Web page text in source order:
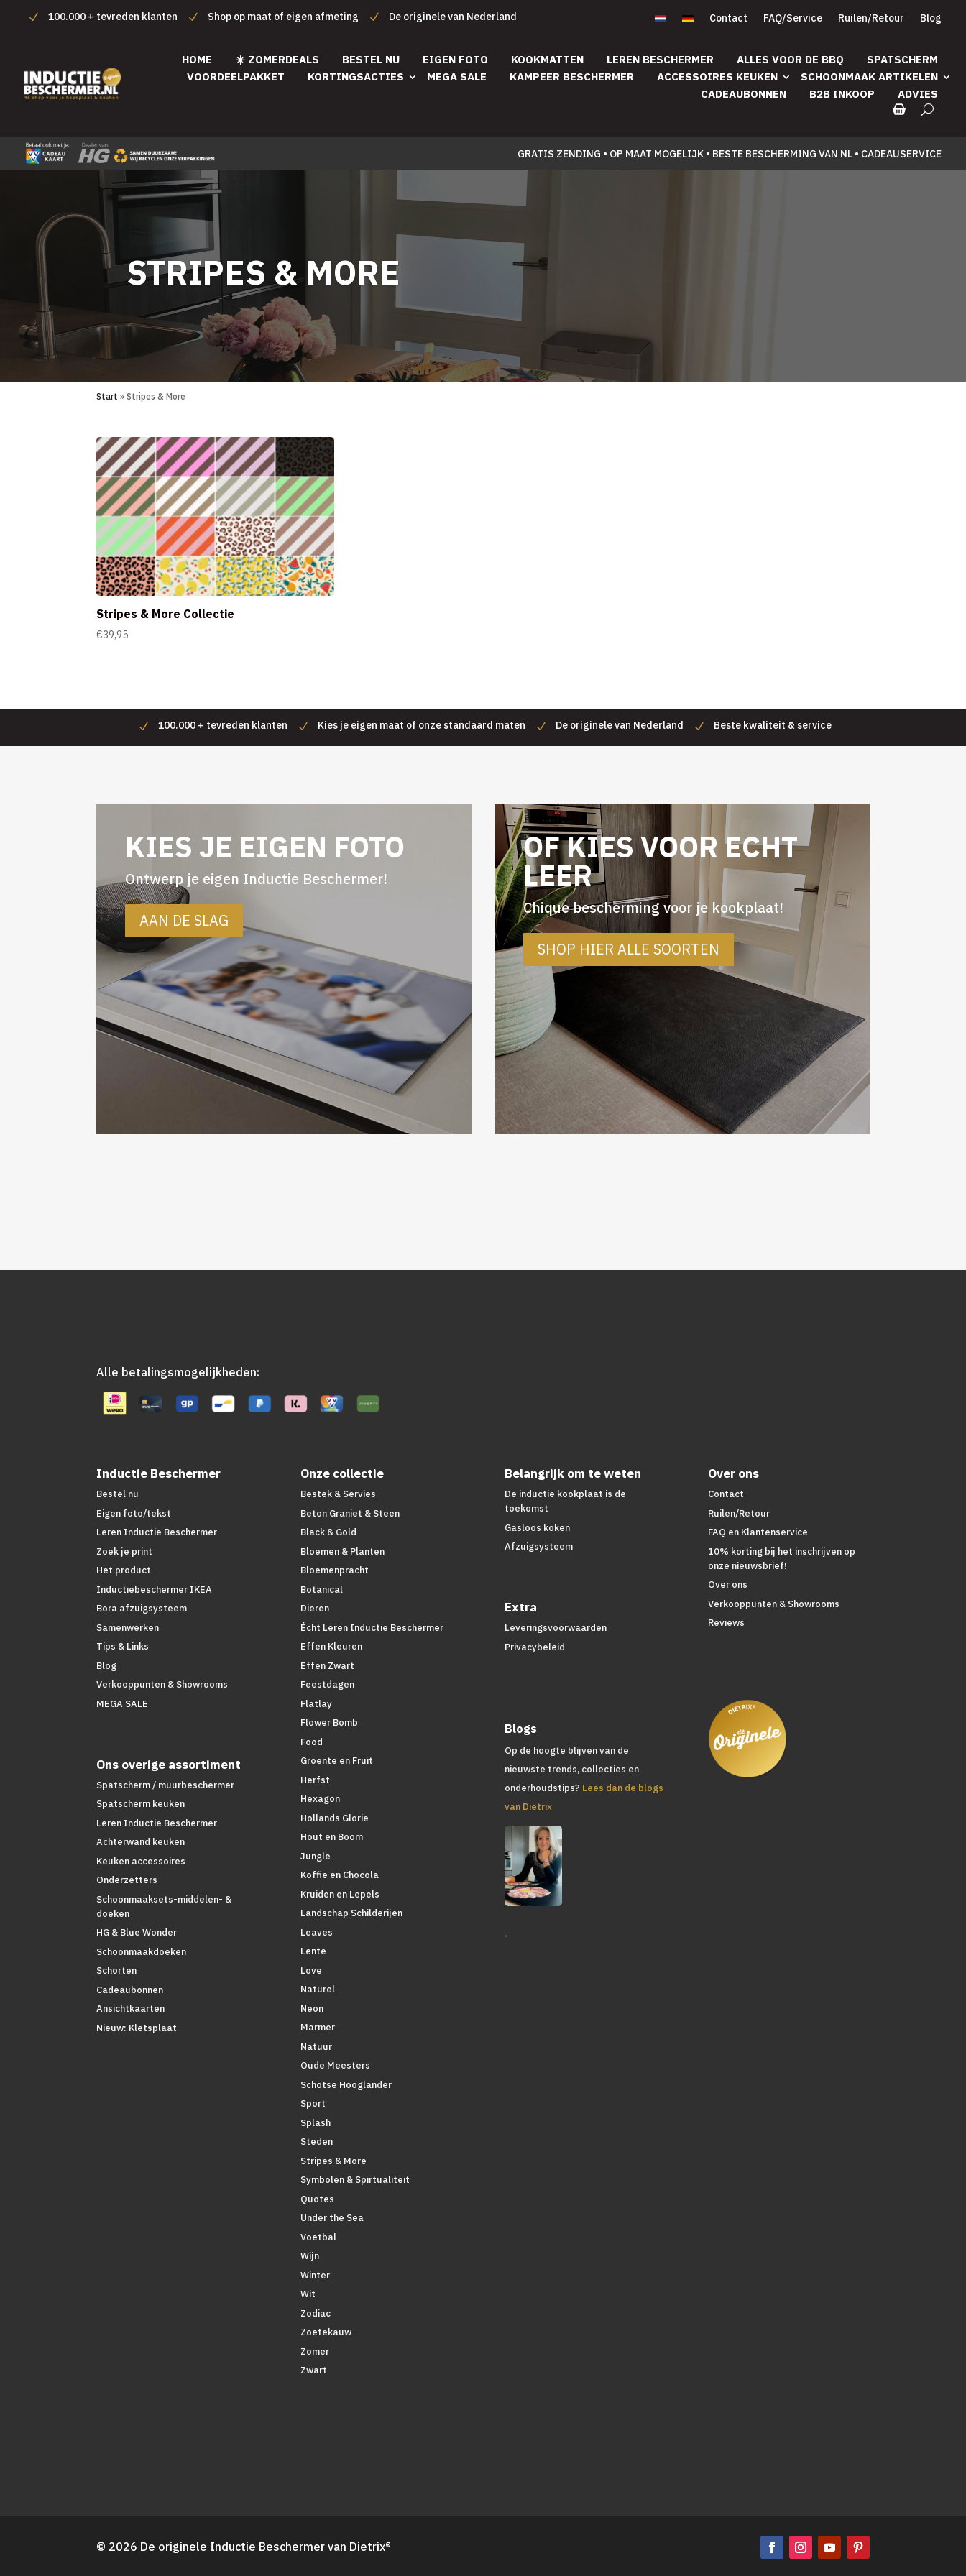
100.000 + tevreden klanten Shop op maat of eigen afmeting De originele van Nederland Contact FAQ/Service Ruilen/Retour Blog
HOME ☀️ ZOMERDEALS BESTEL NU EIGEN FOTO KOOKMATTEN LEREN BESCHERMER ALLES VOOR DE BBQ
SPATSCHERM
VOORDEELPAKKET
KORTINGSACTIES MEGA SALE KAMPEER BESCHERMER ACCESSOIRES KEUKEN
SCHOONMAAK ARTIKELEN
CADEAUBONNEN
B2B INKOOP ADVIES
GRATIS ZENDING • OP MAAT MOGELIJK • BESTE BESCHERMING VAN NL • CADEAUSERVICE
STRIPES & MORE
Start » Stripes & More
Stripes & More Collectie
€39,95
100.000 + tevreden klanten Kies je eigen maat of onze standaard maten De originele van Nederland Beste kwaliteit & service
KIES JE EIGEN FOTO
Ontwerp je eigen Inductie Beschermer!
AAN DE SLAG
OF KIES VOOR ECHT
LEER
Chique bescherming voor je kookplaat!
SHOP HIER ALLE SOORTEN
Alle betalingsmogelijkheden:
Inductie Beschermer
Bestel nu
Eigen foto/tekst
Leren Inductie Beschermer
Zoek je print
Het product
Inductiebeschermer IKEA
Bora afzuigsysteem
Samenwerken
Tips & Links
Blog
Verkooppunten & Showrooms
MEGA SALE
Ons overige assortiment
Spatscherm / muurbeschermer
Spatscherm keuken
Leren Inductie Beschermer
Achterwand keuken
Keuken accessoires
Onderzetters
Schoonmaaksets-middelen- &
doeken
HG & Blue Wonder
Schoonmaakdoeken
Schorten
Cadeaubonnen
Ansichtkaarten
Nieuw: Kletsplaat
Onze collectie
Bestek & Servies
Beton Graniet & Steen
Black & Gold
Bloemen & Planten
Bloemenpracht
Botanical
Dieren
Écht Leren Inductie Beschermer
Effen Kleuren
Effen Zwart
Feestdagen
Flatlay
Flower Bomb
Food
Groente en Fruit
Herfst
Hexagon
Hollands Glorie
Hout en Boom
Jungle
Koffie en Chocola
Kruiden en Lepels
Landschap Schilderijen
Leaves
Lente
Love
Naturel
Neon
Marmer
Natuur
Oude Meesters
Schotse Hooglander
Sport
Splash
Steden
Stripes & More
Symbolen & Spirtualiteit
Quotes
Under the Sea
Voetbal
Wijn
Winter
Wit
Zodiac
Zoetekauw
Zomer
Zwart
Belangrijk om te weten
De inductie kookplaat is de
toekomst
Gasloos koken
Afzuigsysteem
Extra
Leveringsvoorwaarden
Privacybeleid
Blogs
Op de hoogte blijven van de
nieuwste trends, collecties en
onderhoudstips? Lees dan de blogs
van Dietrix
.
Over ons
Contact
Ruilen/Retour
FAQ en Klantenservice
10% korting bij het inschrijven op
onze nieuwsbrief!
Over ons
Verkooppunten & Showrooms
Reviews
© 2026 De originele Inductie Beschermer van Dietrix®